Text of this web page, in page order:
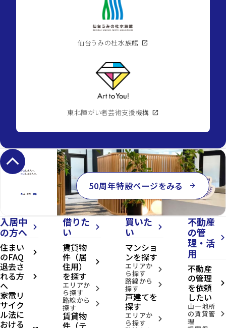
仙台うみの杜水族館 open_in_new
東北障がい者芸術支援機構 open_in_new
keyboard_arrow_up
50周年特設ページをみる arrow_forward
入居中
の方へ
arrow_forward_ios
住まい
のFAQ arrow_forward_ios
退去さ
れる方
へ
arrow_forward_ios
家電リ
サイク
ル法に
おける
借りた
い
arrow_forward_ios
賃貸物
件（居
住用）
を探す
arrow_forward_ios
エリアか
ら探す arrow_forward_ios
路線から
探す arrow_forward_ios
賃貸物
買いた
い
arrow_forward_ios
マンショ
ンを探す
エリアか
ら探す arrow_forward_ios
路線から
探す arrow_forward_ios
戸建てを
探す
エリアか
ら探す arrow_forward_ios
不動産
の管
理・活
用
arrow_forward_ios
不動産
の管理
を依頼
したい
arrow_forward_ios
山一地所
の賃貸管
理
arrow_forward_ios